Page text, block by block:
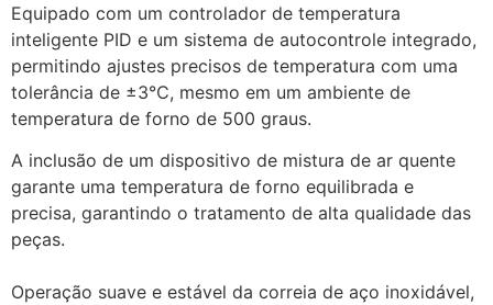
Equipado com um controlador de temperatura
inteligente PID e um sistema de autocontrole integrado,
permitindo ajustes precisos de temperatura com uma
tolerância de ±3℃, mesmo em um ambiente de
temperatura de forno de 500 graus.
A inclusão de um dispositivo de mistura de ar quente
garante uma temperatura de forno equilibrada e
precisa, garantindo o tratamento de alta qualidade das
peças.
Operação suave e estável da correia de aço inoxidável,